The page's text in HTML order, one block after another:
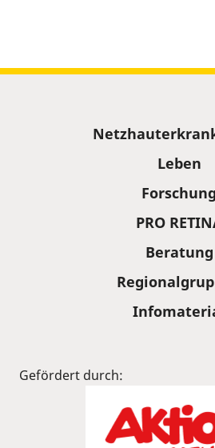
Leben
Forschung
PRO
Beratung
Gefördert durch: